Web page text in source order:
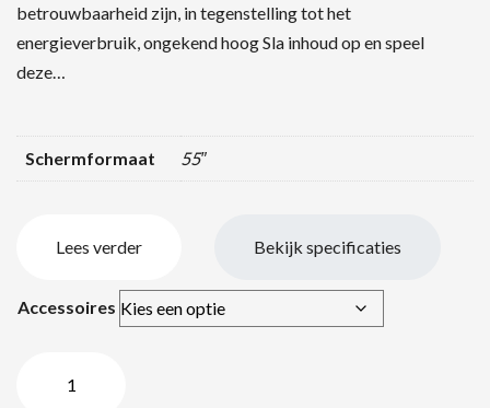
betrouwbaarheid zijn, in tegenstelling tot het
energieverbruik, ongekend hoog Sla inhoud op en speel
deze…
Schermformaat 55″
Lees verder Bekijk specificaties
Accessoires